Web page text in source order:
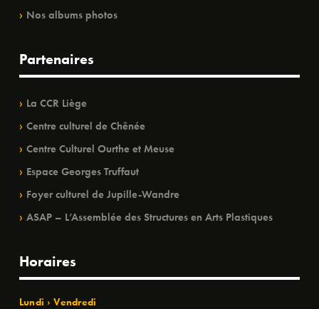
Nos albums photos
Partenaires
La CCR Liège
Centre culturel de Chênée
Centre Culturel Ourthe et Meuse
Espace Georges Truffaut
Foyer culturel de Jupille-Wandre
ASAP – L’Assemblée des Structures en Arts Plastiques
Horaires
Lundi › Vendredi